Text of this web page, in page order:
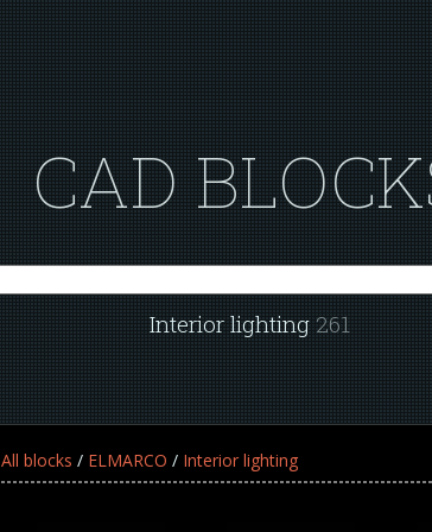
CAD
Interior lighting261
All blocks / ELMARCO / Interior lighting